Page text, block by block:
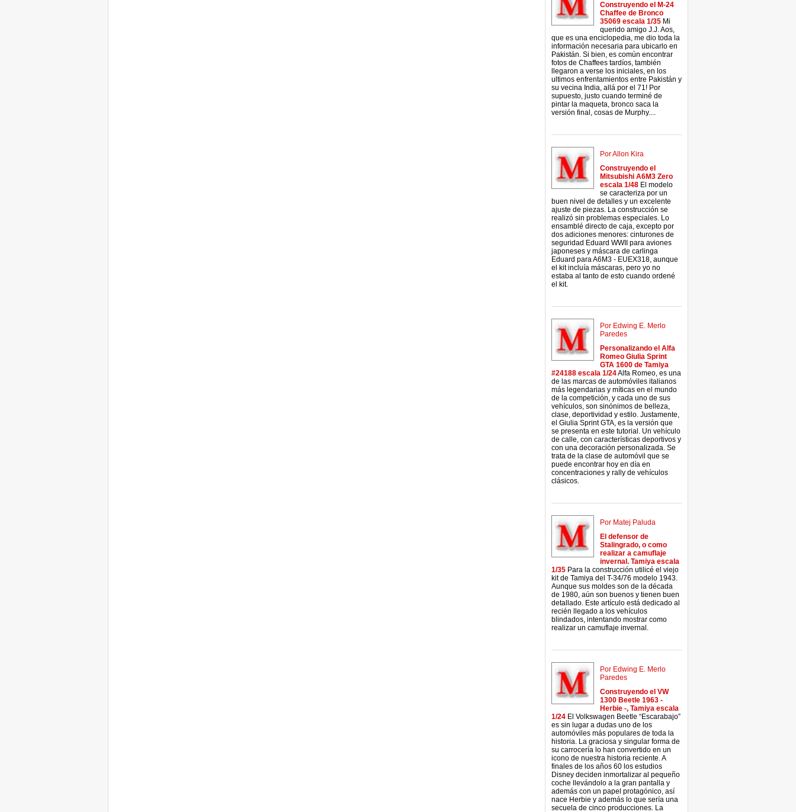
Construyendo el M-24
Chaffee de Bronco
35069 escala 1/35 Mi
querido amigo J.J. Aos,
que es una enciclopedia, me dio toda la
información necesaria para ubicarlo en
Pakistán. Si bien, es común encontrar
fotos de Chaffees tardíos, también
llegaron a verse los iniciales, en los
ultimos enfrentamientos entre Pakistán y
su vecina India, allá por el 71! Por
supuesto, justo cuando terminé de
pintar la maqueta, bronco saca la
versión final, cosas de Murphy....
Por Allon Kira
Construyendo el
Mitsubishi A6M3 Zero
escala 1/48 El modelo
se caracteriza por un
buen nivel de detalles y un excelente
ajuste de piezas. La construcción se
realizó sin problemas especiales. Lo
ensamblé directo de caja, excepto por
dos adiciones menores: cinturones de
seguridad Eduard WWII para aviones
japoneses y máscara de carlinga
Eduard para A6M3 - EUEX318, aunque
el kit incluía máscaras, pero yo no
estaba al tanto de esto cuando ordené
el kit.
Por Edwing E. Merlo
Paredes
Personalizando el Alfa
Romeo Giulia Sprint
GTA 1600 de Tamiya
#24188 escala 1/24Alfa Romeo, es una
de las marcas de automóviles italianos
más legendarias y míticas en el mundo
de la competición, y cada uno de sus
vehículos, son sinónimos de belleza,
clase, deportividad y estilo. Justamente,
el Giulia Sprint GTA, es la versión que
se presenta en este tutorial. Un vehículo
de calle, con características deportivos y
con una decoración personalizada. Se
trata de la clase de automóvil que se
puede encontrar hoy en día en
concentraciones y rally de vehículos
clásicos.
Por Matej Paluda
El defensor de
Stalingrado, o como
realizar a camuflaje
invernal. Tamiya escala
1/35 Para la construcción utilicé el viejo
kit de Tamiya del T-34/76 modelo 1943.
Aunque sus moldes son de la década
de 1980, aún son buenos y tienen buen
detallado. Este artículo está dedicado al
recién llegado a los vehículos
blindados, intentando mostrar como
realizar un camuflaje invernal.
Por Edwing E. Merlo
Paredes
Construyendo el VW
1300 Beetle 1963 -
Herbie -, Tamiya escala
1/24 El Volkswagen Beetle “Escarabajo”
es sin lugar a dudas uno de los
automóviles más populares de toda la
historia. La graciosa y singular forma de
su carrocería lo han convertido en un
icono de nuestra historia reciente. A
finales de los años 60 los estudios
Disney deciden inmortalizar al pequeño
coche llevándolo a la gran pantalla y
además con un papel protagónico, así
nace Herbie y además lo que sería una
secuela de cinco producciones. La